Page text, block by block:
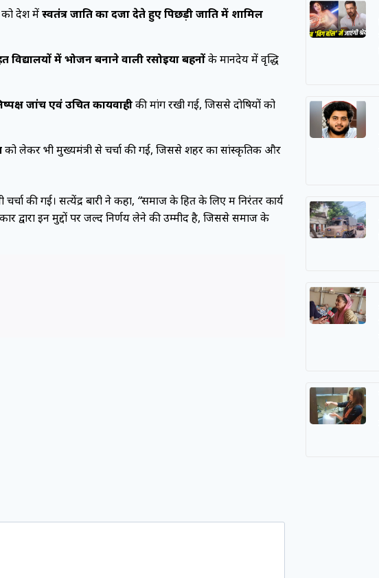
प्रदेश मेंस्वतंत्र जाति का दर्जा देते हुए पिछड़ी जाति में शामिल
में भोजन बनाने वाली रसोइया बहनोंके मानदेय में वृद्धि
जांच एवं उचित कार्यवाहीकी मांग रखी गई, जिससे दोषियों को
को लेकर भी मुख्यमंत्री से चर्चा की गई, जिससे शहर का सांस्कृतिक और
की गई। सत्येंद्र बारी ने कहा, “समाज के हित के लिए मैं निरंतर कार्य
द्वारा इन मुद्दों पर जल्द निर्णय लेने की उम्मीद है, जिससे समाज के